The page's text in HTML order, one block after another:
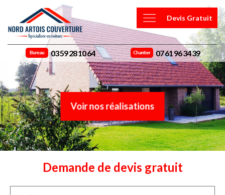
Devis Gratuit
Bureau 03 59 28 10 64 Chantier 07 61 96 34 39
Voir nos réalisations
Demande de devis gratuit